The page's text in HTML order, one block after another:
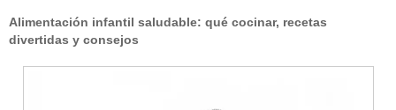
Alimentación infantil saludable: qué cocinar, recetas
divertidas y consejos